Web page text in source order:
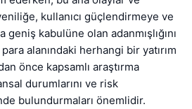
kullanıcı güçlendirmeye ve
kabulüne olan adanmışlığını
alanındaki herhangi bir yatırım
önce kapsamlı araştırma
durumlarını ve risk
bulundurmaları önemlidir.